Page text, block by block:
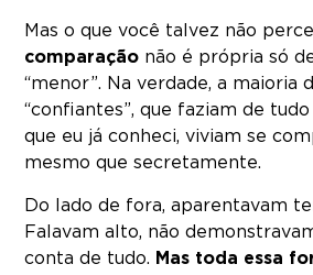
Mas o que você talvez não
comparação não é própria só
“menor”. Na verdade, a maioria
“confiantes”, que faziam de
que eu já conheci, viviam se
mesmo que secretamente.
Do lado de fora, aparentavam
Falavam alto, não
conta de tudo. Mas toda essa